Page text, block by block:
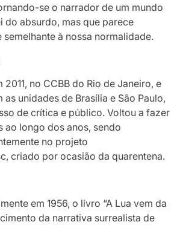
se o narrador de um mundo
do absurdo, mas que parece
à nossa normalidade.
2011, no CCBB do Rio de Janeiro, e
unidades de Brasília e São Paulo,
de crítica e público. Voltou a fazer
ao longo dos anos, sendo
no projeto
criado por ocasião da quarentena.
em 1956, o livro “A Lua vem da
da narrativa surrealista de